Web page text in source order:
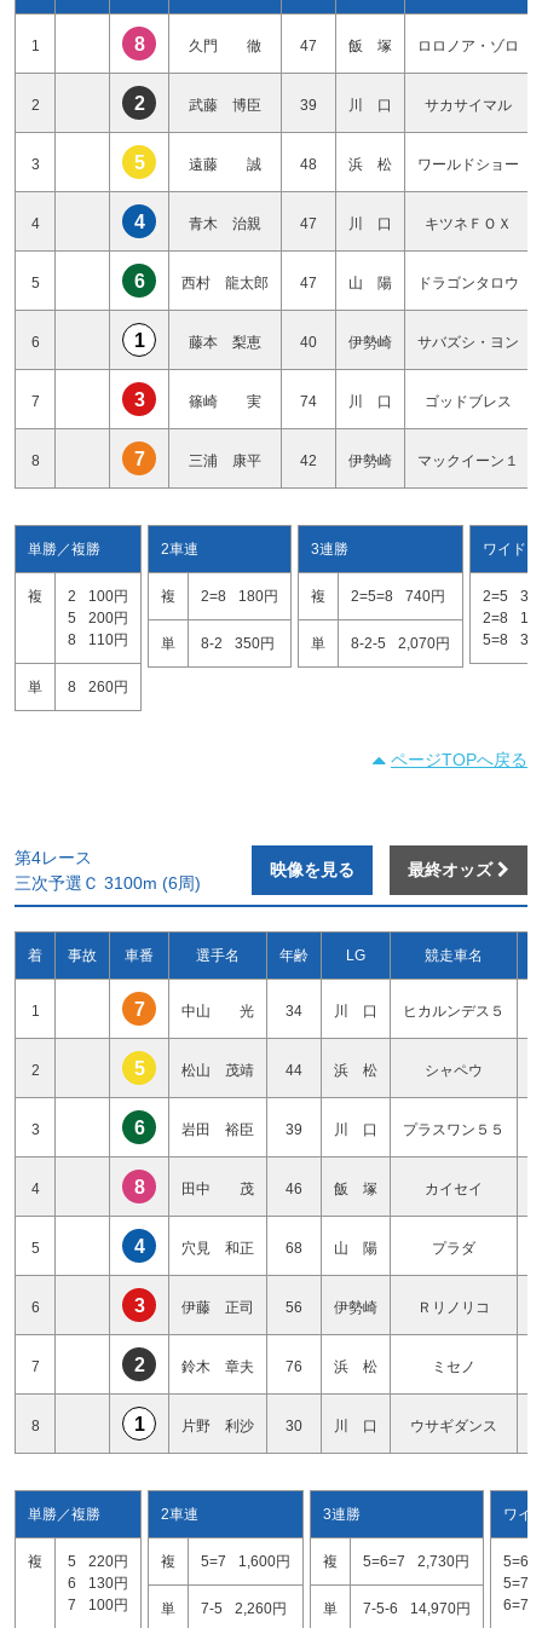
1 8 久門 徹 47 飯 塚 ロロノア・ゾロ
2 2 武藤 博臣 39 川 口 サカサイマル
3 5 遠藤 誠 48 浜 松 ワールドショー
4 4 青木 治親 47 川 口 キツネＦＯＸ
5 6 西村 龍太郎 47 山 陽 ドラゴンタロウ
6 1 藤本 梨恵 40 伊勢崎 サバズシ・ヨン
7 3 篠崎 実 74 川 口 ゴッドブレス
8 7 三浦 康平 42 伊勢崎 マックイーン１
単勝／複勝
複 2
100円
5
200円
8
110円
単 8 260円
2車連
複 2=8 180円
単 8-2 350円
3連勝
複 2=5=8 740円
単 8-2-5 2,070円
ワイド
2=5
2=8
5=8
ページTOPへ戻る
第4レース
三次予選Ｃ 3100m (6周)
映像を見る 最終オッズ
着 事故 車番 選手名 年齢 LG 競走車名
1 7 中山 光 34 川 口 ヒカルンデス５
2 5 松山 茂靖 44 浜 松 シャペウ
3 6 岩田 裕臣 39 川 口 プラスワン５５
4 8 田中 茂 46 飯 塚 カイセイ
5 4 穴見 和正 68 山 陽 プラダ
6 3 伊藤 正司 56 伊勢崎 Ｒリノリコ
7 2 鈴木 章夫 76 浜 松 ミセノ
8 1 片野 利沙 30 川 口 ウサギダンス
単勝／複勝
複 5
220円
6
130円
7
100円
2車連
複 5=7 1,600円
単 7-5 2,260円
3連勝
複 5=6=7 2,730円
単 7-5-6 14,970円
ワイ
5=6
5=7
6=7